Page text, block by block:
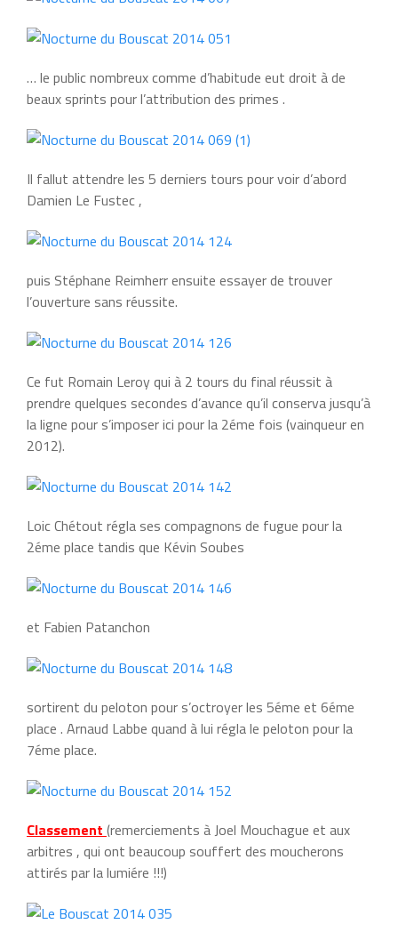
… le public nombreux comme d’habitude eut droit à de
beaux sprints pour l’attribution des primes .
Il fallut attendre les 5 derniers tours pour voir d’abord
Damien Le Fustec ,
puis Stéphane Reimherr ensuite essayer de trouver
l’ouverture sans réussite.
Ce fut Romain Leroy qui à 2 tours du final réussit à
prendre quelques secondes d’avance qu’il conserva jusqu’à
la ligne pour s’imposer ici pour la 2éme fois (vainqueur en
2012).
Loic Chétout régla ses compagnons de fugue pour la
2éme place tandis que Kévin Soubes
et Fabien Patanchon
sortirent du peloton pour s’octroyer les 5éme et 6éme
place . Arnaud Labbe quand à lui régla le peloton pour la
7éme place.
Classement (remerciements à Joel Mouchague et aux
arbitres , qui ont beaucoup souffert des moucherons
attirés par la lumiére !!!)